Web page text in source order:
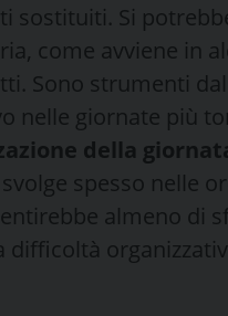
sostituiti. Si
come avviene in
Sono strumenti
nelle giornate più
della
svolge spesso nelle
almeno di
difficoltà